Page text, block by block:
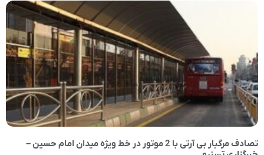
تصادف مرگبار بی آرتی با 2 موتور در خط ویژه میدان امام حسین –